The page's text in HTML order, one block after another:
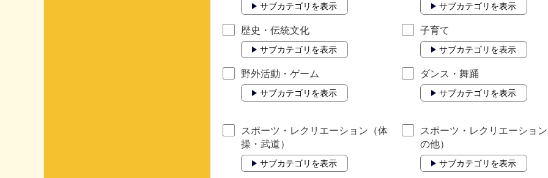
サブカテゴリを表示 サブカテゴリを表示
歴史・伝統文化
サブカテゴリを表示
子育て
サブカテゴリを表示
野外活動・ゲーム
サブカテゴリを表示
ダンス・舞踊
サブカテゴリを表示
スポーツ・レクリエーション（体
操・武道）
サブカテゴリを表示
スポーツ・レクリエーショ
の他）
サブカテゴリを表示